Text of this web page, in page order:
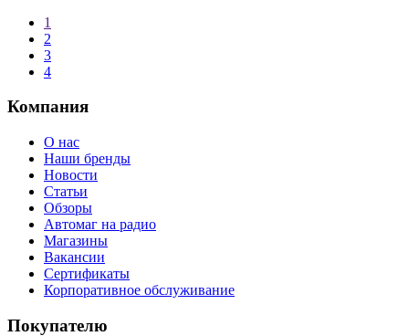
1
2
3
4
Компания
О нас
Наши бренды
Новости
Статьи
Обзоры
Автомаг на радио
Магазины
Вакансии
Сертификаты
Корпоративное обслуживание
Покупателю